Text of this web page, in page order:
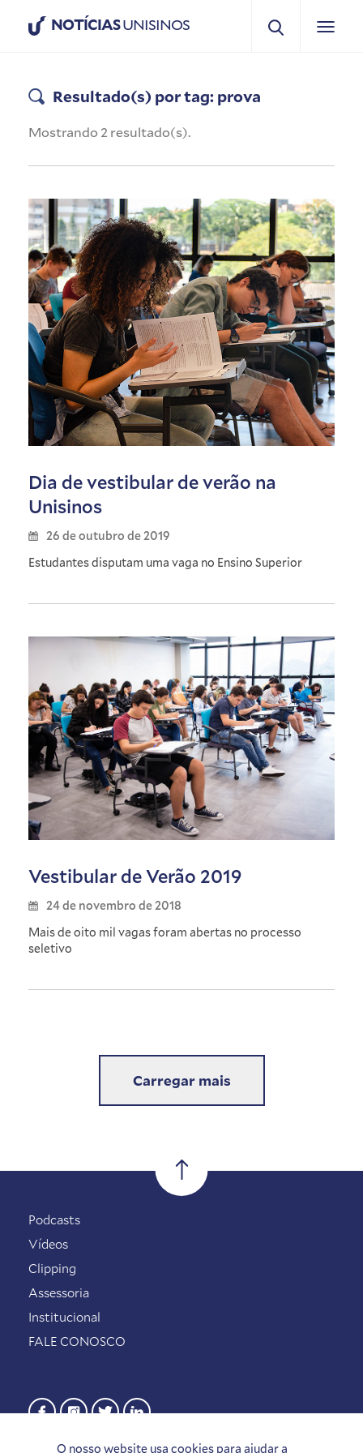
NOTÍCIASUNISINOS
Resultado(s) por tag: prova
Mostrando 2 resultado(s).
Dia de vestibular de verão na
Unisinos
26 de outubro de 2019
Estudantes disputam uma vaga no Ensino Superior
Vestibular de Verão 2019
24 de novembro de 2018
Mais de oito mil vagas foram abertas no processo
seletivo
Carregar mais
O nosso website usa cookies para ajudar a
Podcasts
Vídeos
Clipping
Assessoria
Institucional
FALE CONOSCO